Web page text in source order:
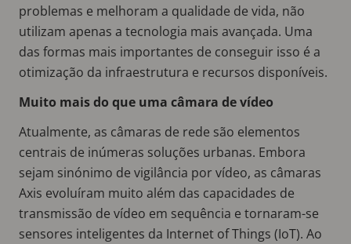
problemas e melhoram a qualidade de vida, não
utilizam apenas a tecnologia mais avançada. Uma
das formas mais importantes de conseguir isso é a
otimização da infraestrutura e recursos disponíveis.
Muito mais do que uma câmara de vídeo
Atualmente, as câmaras de rede são elementos
centrais de inúmeras soluções urbanas. Embora
sejam sinónimo de vigilância por vídeo, as câmaras
Axis evoluíram muito além das capacidades de
transmissão de vídeo em sequência e tornaram-se
sensores inteligentes da Internet of Things (IoT). Ao